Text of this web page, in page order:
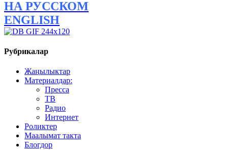
НА РУССКОМ
ENGLISH
Рубрикалар
Жаңылыктар
Материалдар:
Пресса
ТВ
Радио
Интернет
Роликтер
Маалымат такта
Блогдор